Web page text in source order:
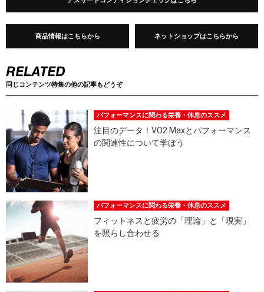
商品情報はこちらから ネットショップはこちらから
同じコンテンツ特集の他の記事もどうぞ
パフォーマンスに関わる栄養・休息のススメ
注目のデータ！VO2 Maxとパフォーマンス
の関連性について学ぼう
パフォーマンスに関わる栄養・休息のススメ
フィットネスと疲労の「理論」と「現実」
を照らし合わせる